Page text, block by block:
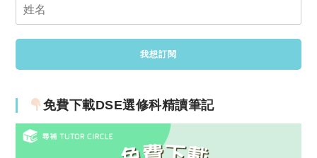
免費下載DSE選修科精讀筆記